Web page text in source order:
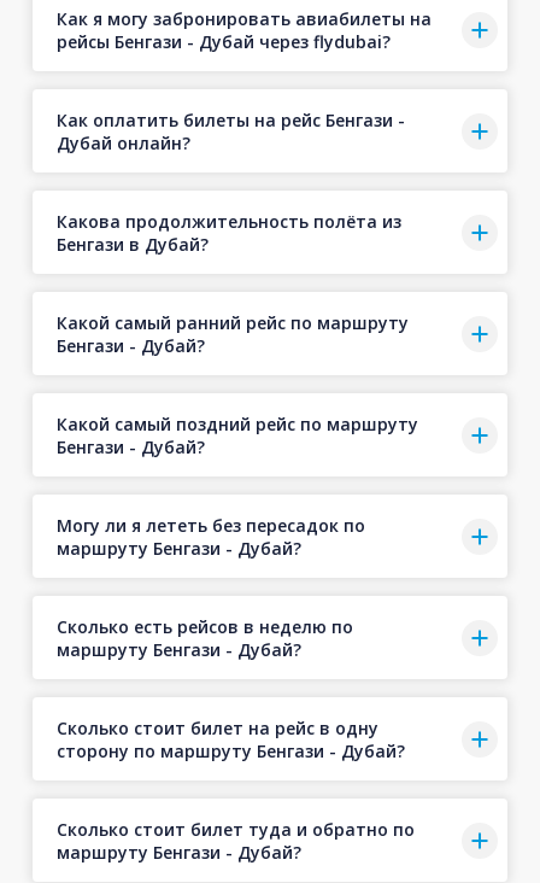
Как я могу забронировать авиабилеты на
рейсы Бенгази - Дубай через flydubai?
Как оплатить билеты на рейс Бенгази -
Дубай онлайн?
Какова продолжительность полёта из
Бенгази в Дубай?
Какой самый ранний рейс по маршруту
Бенгази - Дубай?
Какой самый поздний рейс по маршруту
Бенгази - Дубай?
Могу ли я лететь без пересадок по
маршруту Бенгази - Дубай?
Сколько есть рейсов в неделю по
маршруту Бенгази - Дубай?
Сколько стоит билет на рейс в одну
сторону по маршруту Бенгази - Дубай?
Сколько стоит билет туда и обратно по
маршруту Бенгази - Дубай?